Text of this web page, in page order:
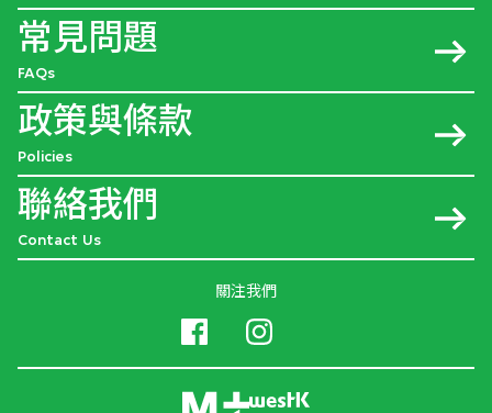
常見問題
FAQs
政策與條款
Policies
聯絡我們
Contact Us
關注我們